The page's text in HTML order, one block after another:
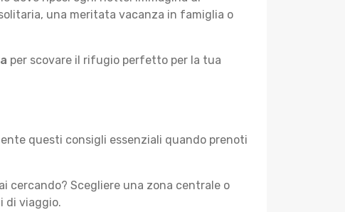
una meritata vacanza in famiglia o
per scovare il rifugio perfetto per la tua
questi consigli essenziali quando prenoti
cercando? Scegliere una zona centrale o
di viaggio.